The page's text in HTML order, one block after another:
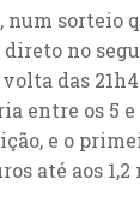
num sorteio
no
das
entre os 5 e
e o
até aos